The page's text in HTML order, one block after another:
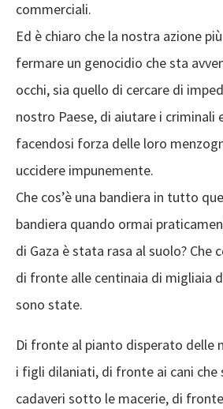
commerciali.
Ed è chiaro che la nostra azione
fermare un genocidio che sta
occhi, sia quello di cercare di
nostro Paese, di aiutare i criminali
facendosi forza delle loro
uccidere impunemente.
Che cos’è una bandiera in tutto
bandiera quando ormai
di Gaza è stata rasa al suolo? Che
di fronte alle centinaia di migliaia
sono state.
Di fronte al pianto disperato delle
i figli dilaniati, di fronte ai cani che
cadaveri sotto le macerie, di